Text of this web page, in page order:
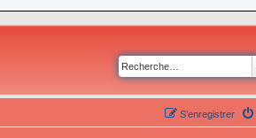
S’enregistrer